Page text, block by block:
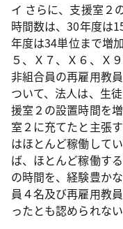
イ さらに、支援室２
時間数は、30年度は
年度は34単位まで増
５、Ｘ７、Ｘ６、Ｘ
非組合員の再雇用教
ついて、法人は、生
援室２の設置時間を
室２に充てたと主張
はほとんど稼働して
ば、ほとんど稼働す
の時間を、経験豊か
員４名及び再雇用教
ったとも認められない